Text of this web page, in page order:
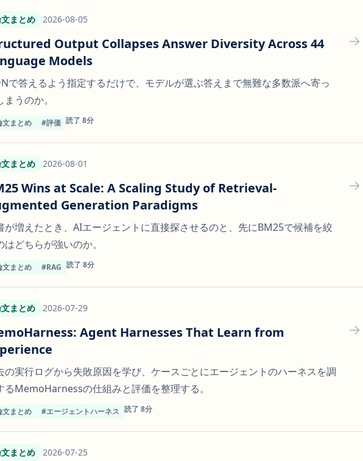
まとめ 2026-08-05
Output Collapses Answer Diversity Across 44
Models
で答えるよう指定するだけで、モデルが選ぶ答えまで無難な多数派へ寄っ
まうのか。
文まとめ #評価 読了 8分
まとめ 2026-08-01
Wins at Scale: A Scaling Study of Retrieval-
Generation Paradigms
が増えたとき、AIエージェントに直接探させるのと、先にBM25で候補を絞
はどちらが強いのか。
文まとめ #RAG 読了 8分
まとめ 2026-07-29
Agent Harnesses That Learn from
の実行ログから失敗原因を学び、ケースごとにエージェントのハーネスを調
るMemoHarnessの仕組みと評価を整理する。
文まとめ #エージェントハーネス 読了 8分
まとめ 2026-07-25